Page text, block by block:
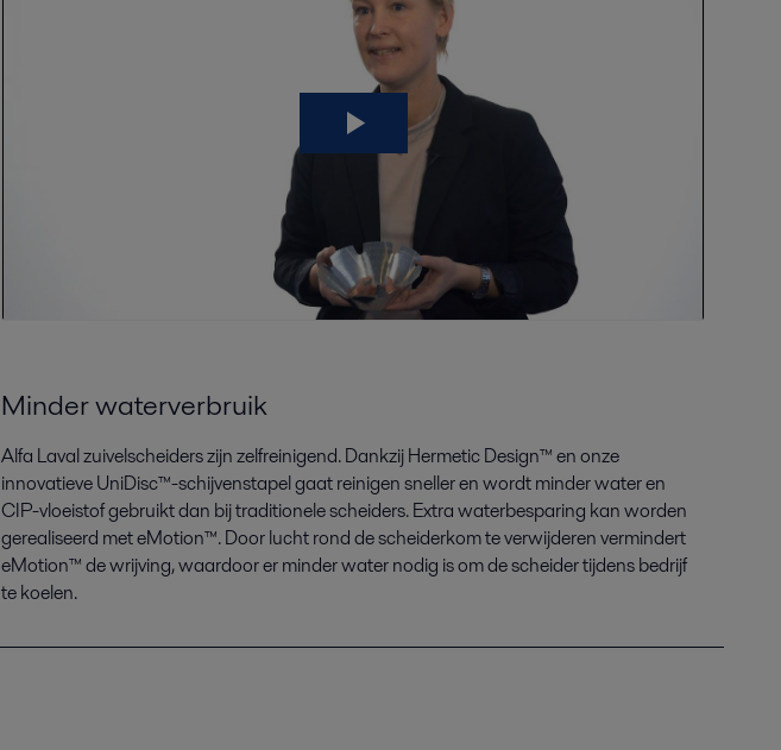
Minder waterverbruik
Alfa Laval zuivelscheiders zijn zelfreinigend. Dankzij Hermetic Design™ en onze
innovatieve UniDisc™-schijvenstapel gaat reinigen sneller en wordt minder water en
CIP-vloeistof gebruikt dan bij traditionele scheiders. Extra waterbesparing kan worden
gerealiseerd met eMotion™. Door lucht rond de scheiderkom te verwijderen vermindert
eMotion™ de wrijving, waardoor er minder water nodig is om de scheider tijdens bedrijf
te koelen.